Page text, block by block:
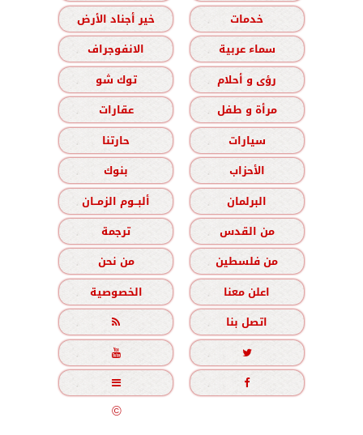
خدمات
خير أجناد الأرض
سماء عربية
الانفوجراف
رؤى و أحلام
توك شو
مرأة و طفل
عقارات
سيارات
حارتنا
الأحزاب
بنوك
البرلمان
ألبــوم الزمــان
من القدس
ترجمة
من فلسطين
من نحن
اعلن معنا
الخصوصية
اتصل بنا





جميع الحقوق محفوظة©